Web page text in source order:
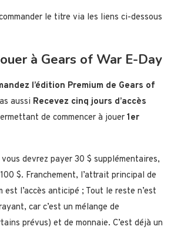
le titre via les liens ci-dessous
à Gears of War E-Day
l’édition Premium de Gears of
aussi Recevez cinq jours d’accès
de commencer à jouer 1er
devrez payer 30 $ supplémentaires,
$. Franchement, l’attrait principal de
est l’accès anticipé ; Tout le reste n’est
car c’est un mélange de
prévus) et de monnaie. C’est déjà un